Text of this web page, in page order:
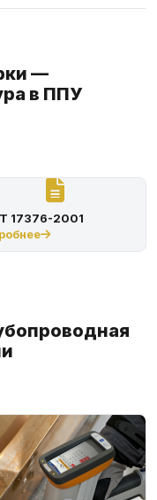
—
в ППУ
17376-2001